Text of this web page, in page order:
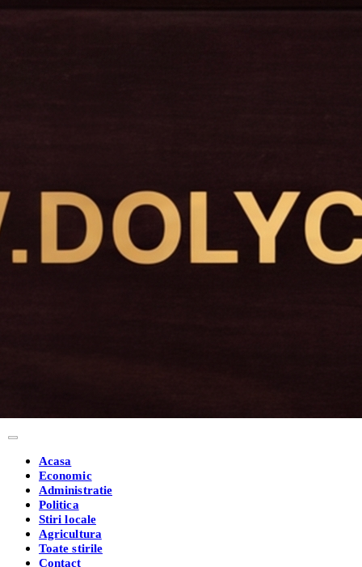
Acasa
Economic
Administratie
Politica
Stiri locale
Agricultura
Toate stirile
Contact